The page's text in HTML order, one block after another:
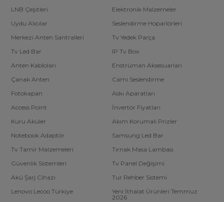
LNB Çeşitleri
Elektronik Malzemeler
Uydu Alıcılar
Seslendirme Hoparlörleri
Merkezi Anten Santralleri
Tv Yedek Parça
Tv Led Bar
IP Tv Box
Anten Kabloları
Enstrüman Aksesuarları
Çanak Anten
Cami Seslendirme
Fotokapan
Askı Aparatları
Access Point
İnvertör Fiyatları
Kuru Aküler
Akım Korumalı Prizler
Notebook Adaptör
Samsung Led Bar
Tv Tamir Malzemeleri
Tırnak Masa Lambası
Güvenlik Sistemleri
Tv Panel Değişimi
Akü Şarj Cihazı
Tur Rehber Sistemi
Lenovo Lecoo Türkiye
Yeni İthalat Ürünleri Temmuz
2026